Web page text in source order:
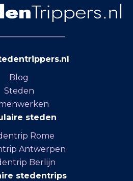
Blog
Steden
steden
Rome
Antwerpen
Berlijn
stedentrips